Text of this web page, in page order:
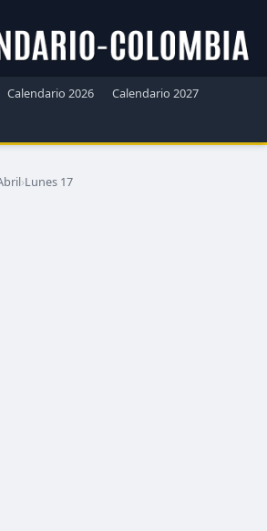
Calendario 2026
Calendario 2027
›Lunes 17